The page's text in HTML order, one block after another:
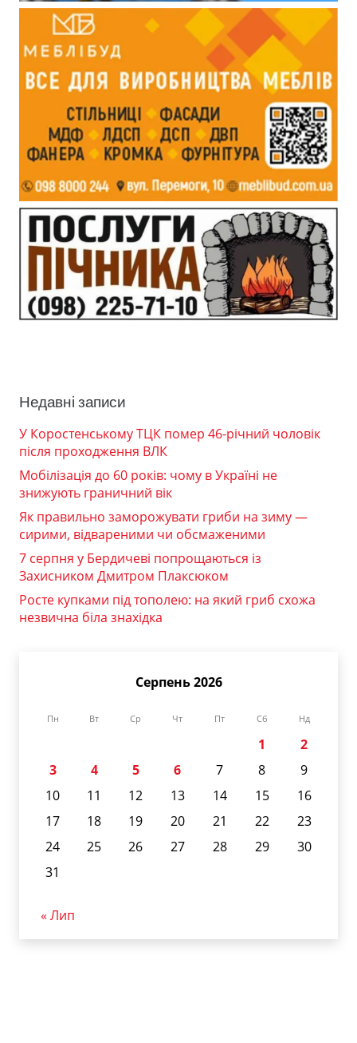
Недавні записи
У Коростенському ТЦК помер 46-річний чоловік
після проходження ВЛК
Мобілізація до 60 років: чому в Україні не
знижують граничний вік
Як правильно заморожувати гриби на зиму —
сирими, відвареними чи обсмаженими
7 серпня у Бердичеві попрощаються із
Захисником Дмитром Плаксюком
Росте купками під тополею: на який гриб схожа
незвична біла знахідка
Серпень 2026
Пн Вт Ср Чт Пт Сб Нд
1
2
3
4 5 6 7 8
9
10
11 12 13 14 15
16
17
18 19 20 21 22
23
24
25 26 27 28 29
30
31
« Лип